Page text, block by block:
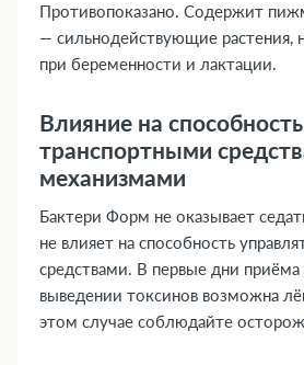
Противопоказано. Содержит
— сильнодействующие растения,
при беременности и лактации.
Влияние на
транспортными
механизмами
Бактери Форм не оказывает
не влияет на способность
средствами. В первые дни
выведении токсинов возможна
этом случае соблюдайте